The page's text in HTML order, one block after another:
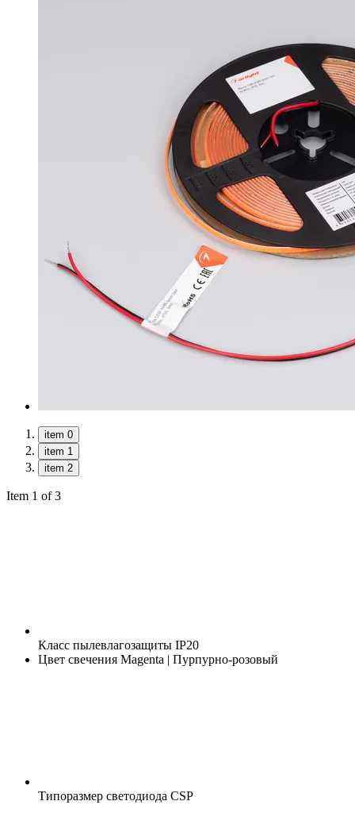
item 0
item 1
item 2
Item 1 of 3
Класс пылевлагозащиты IP20
Цвет свечения Magenta | Пурпурно-розовый
Типоразмер светодиода CSP